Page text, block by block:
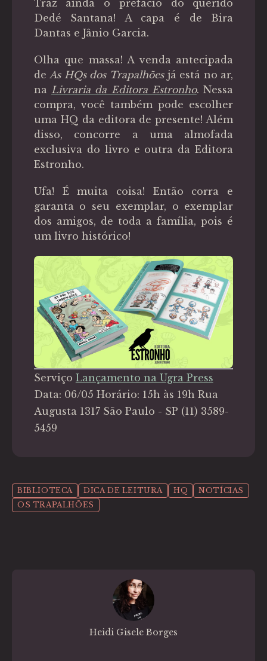
Traz ainda o prefácio do querido
Dedé Santana! A capa é de Bira
Dantas e Jânio Garcia.
Olha que massa! A venda antecipada
deAs HQs dos Trapalhõesjá está no ar,
na Livraria da Editora Estronho. Nessa
compra, você também pode escolher
uma HQ da editora de presente! Além
disso, concorre a uma almofada
exclusiva do livro e outra da Editora
Estronho.
Ufa! É muita coisa! Então corra e
garanta o seu exemplar, o exemplar
dos amigos, de toda a família, pois é
um livro histórico!
Serviço Lançamento na Ugra Press
Data: 06/05 Horário: 15h às 19h Rua
Augusta 1317 São Paulo - SP (11) 3589-
5459
BIBLIOTECA DICA DE LEITURA HQ
NOTÍCIAS
OS TRAPALHÕES
Heidi Gisele Borges